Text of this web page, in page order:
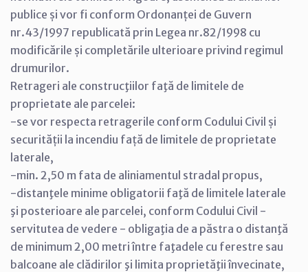
publice și vor fi conform Ordonanței de Guvern
nr.43/1997 republicată prin Legea nr.82/1998 cu
modificările și completările ulterioare privind regimul
drumurilor.
Retrageri ale construcţiilor faţă de limitele de
proprietate ale parcelei:
-se vor respecta retragerile conform Codului Civil și
securității la incendiu față de limitele de proprietate
laterale,
-min. 2,50 m fata de aliniamentul stradal propus,
-distanţele minime obligatorii faţă de limitele laterale
şi posterioare ale parcelei, conform Codului Civil -
servitutea de vedere - obligaţia de a păstra o distanţă
de minimum 2,00 metri între faţadele cu ferestre sau
balcoane ale clădirilor şi limita proprietăţii învecinate,